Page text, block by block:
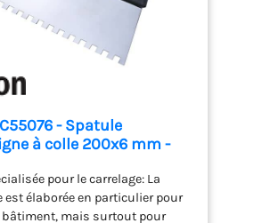
- Spatule
à colle 200x6 mm -
enduit/plâtre
plastique et lame en
pour le carrelage: La
est élaborée en particulier pour
bâtiment, mais surtout pour